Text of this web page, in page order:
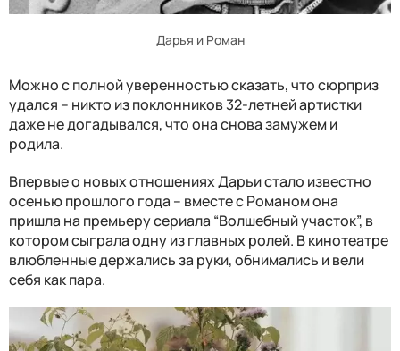
Дарья и Роман
Можно с полной уверенностью сказать, что сюрприз
удался – никто из поклонников 32-летней артистки
даже не догадывался, что она снова замужем и
родила.
Впервые о новых отношениях Дарьи стало известно
осенью прошлого года – вместе с Романом она
пришла на премьеру сериала “Волшебный участок”, в
котором сыграла одну из главных ролей. В кинотеатре
влюбленные держались за руки, обнимались и вели
себя как пара.